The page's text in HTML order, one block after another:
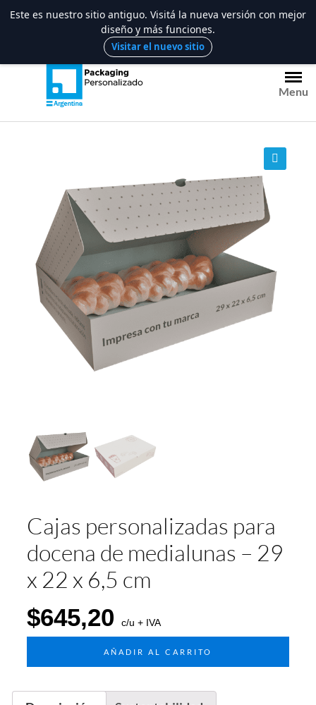
al
Menu
Cajas personalizadas para
docena de medialunas – 29
x 22 x 6,5 cm
$645,20 c/u + IVA
AÑADIR AL CARRITO
Este es nuestro sitio antiguo. Visitá la nueva versión con mejor
diseño y más funciones.
Visitar el nuevo sitio